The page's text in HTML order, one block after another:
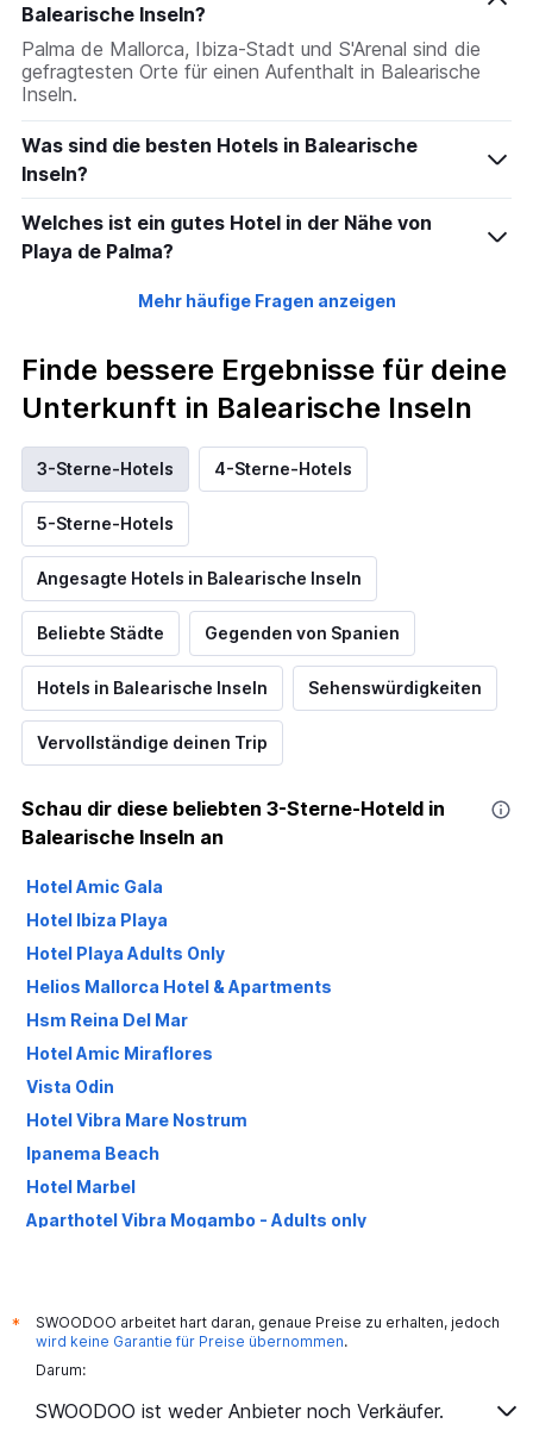
Balearische Inseln?
Palma de Mallorca, Ibiza-Stadt und S'Arenal sind die
gefragtesten Orte für einen Aufenthalt in Balearische
Inseln.
Was sind die besten Hotels in Balearische
Inseln?
Welches ist ein gutes Hotel in der Nähe von
Playa de Palma?
Mehr häufige Fragen anzeigen
Finde bessere Ergebnisse für deine
Unterkunft in Balearische Inseln
3-Sterne-Hotels 4-Sterne-Hotels
5-Sterne-Hotels
Angesagte Hotels in Balearische Inseln
Beliebte Städte Gegenden von Spanien
Hotels in Balearische Inseln Sehenswürdigkeiten
Vervollständige deinen Trip
Schau dir diese beliebten 3-Sterne-Hoteld in
Balearische Inseln an
Hotel Amic Gala
Hotel Ibiza Playa
Hotel Playa Adults Only
Helios Mallorca Hotel & Apartments
Hsm Reina Del Mar
Hotel Amic Miraflores
Vista Odin
Hotel Vibra Mare Nostrum
Ipanema Beach
Hotel Marbel
Aparthotel Vibra Mogambo - Adults only
*
SWOODOO arbeitet hart daran, genaue Preise zu erhalten, jedoch
wird keine Garantie für Preise übernommen.
Darum:
SWOODOO ist weder Anbieter noch Verkäufer.